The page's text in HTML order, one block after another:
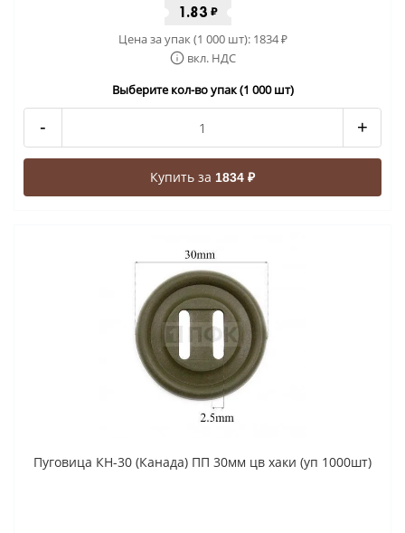
1.83 ₽
Цена за упак (1 000 шт): 1834₽
вкл. НДС
Выберите кол-во упак (1 000 шт)
- +
Купить за 1834 ₽
Пуговица КН-30 (Канада) ПП 30мм цв хаки (уп 1000шт)